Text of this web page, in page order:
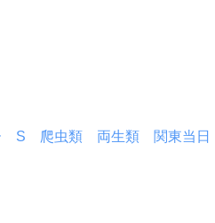
S 爬虫類 両生類 関東当日